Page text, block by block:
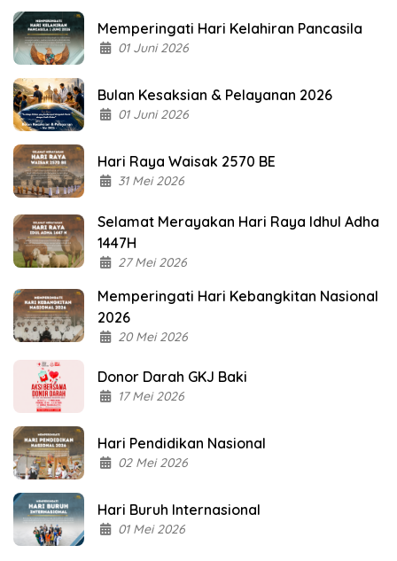
Memperingati Hari Kelahiran Pancasila
01 Juni 2026
Bulan Kesaksian & Pelayanan 2026
01 Juni 2026
Hari Raya Waisak 2570 BE
31 Mei 2026
Selamat Merayakan Hari Raya Idhul Adha
1447H
27 Mei 2026
Memperingati Hari Kebangkitan Nasional
2026
20 Mei 2026
Donor Darah GKJ Baki
17 Mei 2026
Hari Pendidikan Nasional
02 Mei 2026
Hari Buruh Internasional
01 Mei 2026